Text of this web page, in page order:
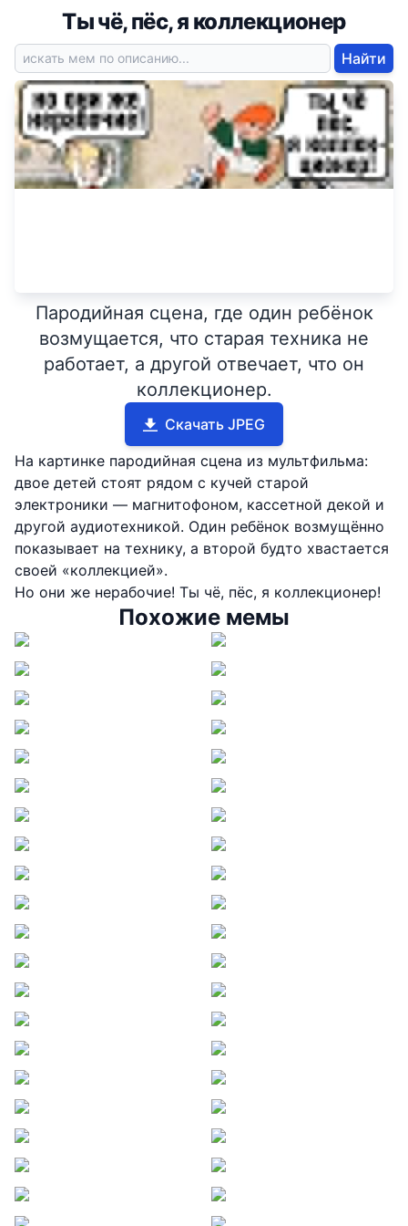
Ты чё, пёс, я коллекционер
Найти
Пародийная сцена, где один ребёнок
возмущается, что старая техника не
работает, а другой отвечает, что он
коллекционер.
Скачать JPEG
На картинке пародийная сцена из мультфильма:
двое детей стоят рядом с кучей старой
электроники — магнитофоном, кассетной декой и
другой аудиотехникой. Один ребёнок возмущённо
показывает на технику, а второй будто хвастается
своей «коллекцией».
Но они же нерабочие! Ты чё, пёс, я коллекционер!
Похожие мемы